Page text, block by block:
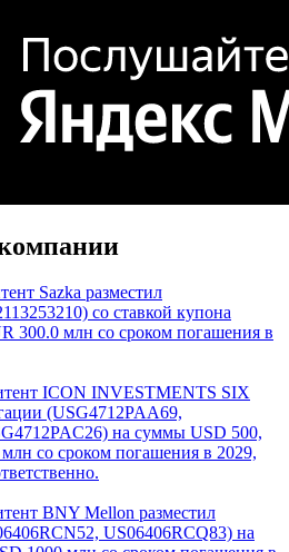
Sazka разместил
со ставкой купона
300.0 млн со сроком погашения в
ICON INVESTMENTS SIX
(USG4712PAA69,
на суммы USD 500,
со сроком погашения в 2029,
BNY Mellon разместил
US06406RCQ83) на